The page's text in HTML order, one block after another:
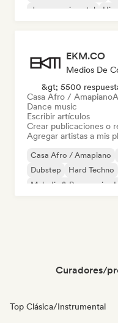
Jazz experimental Hip-
EKM.CO
&gt; 5500
Casa Afro / Amapiano
Dance music
Escribir artículos
Crear publicaciones o
Agregar artistas a mis
Casa Afro / Amapiano
Dubstep
Hard Techno
Melodic & Progressive
Curadores/
Top Clásica/Instrumental